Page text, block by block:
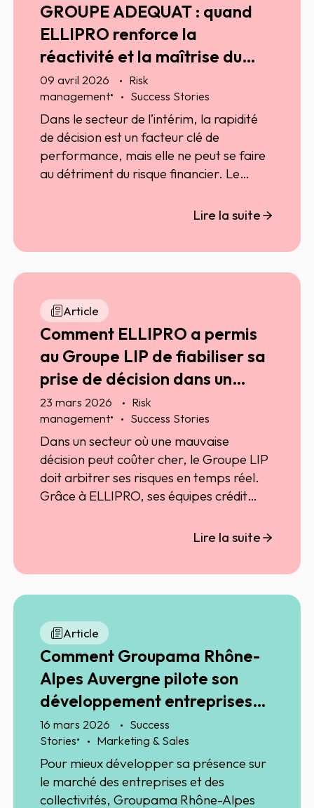
GROUPE ADEQUAT : quand
ELLIPRO renforce la
réactivité et la maîtrise du
risque dans le secteur de
l’intérim
09 avril 2026
Risk
management• Success Stories
Dans le secteur de l’intérim, la rapidité
de décision est un facteur clé de
performance, mais elle ne peut se faire
au détriment du risque financier. Le
de plus de 30 000 tiers, a choisi ELLIPRO
anticipation des risques et une réduction
des impayés, tout en soutenant le
développement commercial.
Lire la suite
Article
Comment ELLIPRO a permis
au Groupe LIP de fiabiliser sa
prise de décision dans un
secteur à haut risque
23 mars 2026
Risk
management• Success Stories
Dans un secteur où une mauvaise
décision peut coûter cher, le Groupe LIP
doit arbitrer ses risques en temps réel.
Grâce à ELLIPRO, ses équipes crédit
précision. Un levier clé pour sécuriser la
Lire la suite
Article
Comment Groupama Rhône-
Alpes Auvergne pilote son
développement entreprises
avec Analytics
16 mars 2026
Success
Stories• Marketing & Sales
Pour mieux développer sa présence sur
le marché des entreprises et des
collectivités, Groupama Rhône-Alpes